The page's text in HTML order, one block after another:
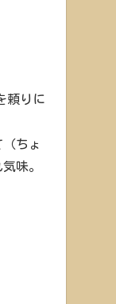
頼りに
ちょ
味。